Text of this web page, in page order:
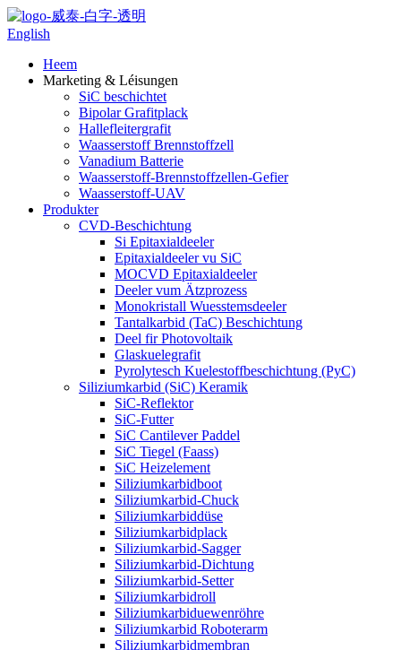
English
Heem
Marketing & Léisungen
SiC beschichtet
Bipolar Grafitplack
Hallefleitergrafit
Waasserstoff Brennstoffzell
Vanadium Batterie
Waasserstoff-Brennstoffzellen-Gefier
Waasserstoff-UAV
Produkter
CVD-Beschichtung
Si Epitaxialdeeler
Epitaxialdeeler vu SiC
MOCVD Epitaxialdeeler
Deeler vum Ätzprozess
Monokristall Wuesstemsdeeler
Tantalkarbid (TaC) Beschichtung
Deel fir Photovoltaik
Glaskuelegrafit
Pyrolytesch Kuelestoffbeschichtung (PyC)
Siliziumkarbid (SiC) Keramik
SiC-Reflektor
SiC-Futter
SiC Cantilever Paddel
SiC Tiegel (Faass)
SiC Heizelement
Siliziumkarbidboot
Siliziumkarbid-Chuck
Siliziumkarbiddüse
Siliziumkarbidplack
Siliziumkarbid-Sagger
Siliziumkarbid-Dichtung
Siliziumkarbid-Setter
Siliziumkarbidroll
Siliziumkarbiduewenröhre
Siliziumkarbid Roboterarm
Siliziumkarbidmembran